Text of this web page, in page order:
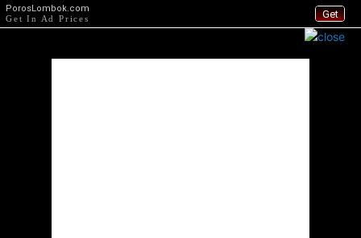
Get
PorosLombok.com
Get In Ad Prices